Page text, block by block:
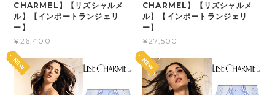
CHARMEL】【リズシャルメ
ル】【インポートランジェリ
ー】
¥26,400
CHARMEL】【リズシャルメ
ル】【インポートランジェリ
ー】
¥27,500